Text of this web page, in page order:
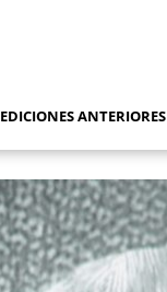
EDICIONES ANTERIORES